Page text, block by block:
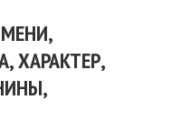
ХАРАКТЕР,